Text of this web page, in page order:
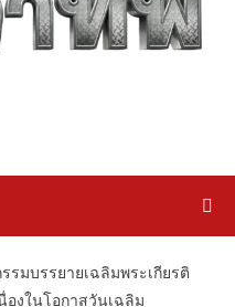
รมบรรยายเฉลิมพระเกียรติ
องในโอกาสวันเฉลิม